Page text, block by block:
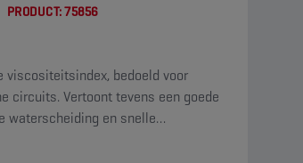
PRODUCT:75856
viscositeitsindex, bedoeld voor
circuits. Vertoont tevens een goede
waterscheiding en snelle